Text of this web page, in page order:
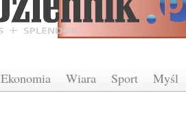
Ekonomia Wiara Sport Myśl